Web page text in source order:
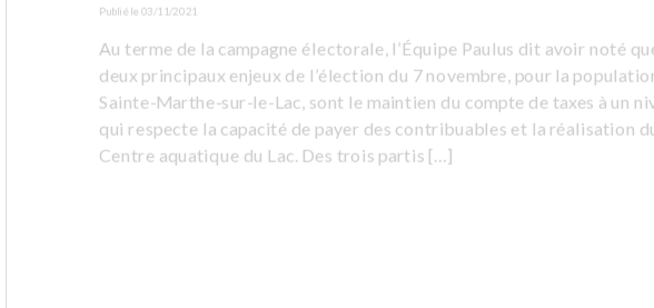
Publié le 03/11/2021
Au terme de la campagne électorale, l’Équipe Paulus dit avoir noté
deux principaux enjeux de l’élection du 7 novembre, pour la
Sainte-Marthe-sur-le-Lac, sont le maintien du compte de taxes à un
qui respecte la capacité de payer des contribuables et la réalisation
Centre aquatique du Lac. Des trois partis […]